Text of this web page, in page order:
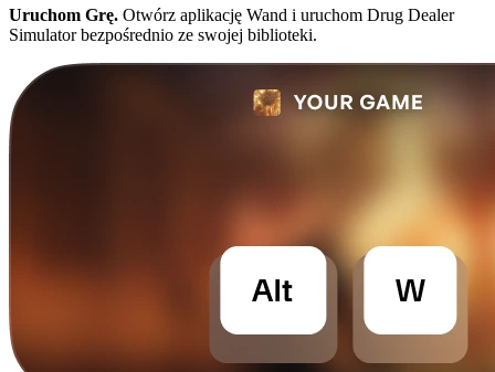
Uruchom Grę. Otwórz aplikację Wand i uruchom Drug Dealer
Simulator bezpośrednio ze swojej biblioteki.